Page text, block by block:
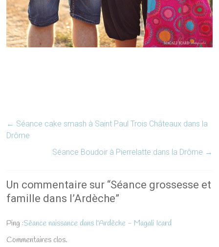
← Séance cake smash à Saint Paul Trois Châteaux dans la
Drôme
Séance Boudoir à Pierrelatte dans la Drôme →
Un commentaire sur “Séance grossesse et
famille dans l’Ardèche”
Ping :Séance naissance dans l'Ardèche - Magali Icard
Commentaires clos.